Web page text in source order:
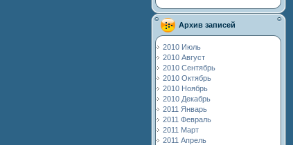
Архив записей
2010 Июль
2010 Август
2010 Сентябрь
2010 Октябрь
2010 Ноябрь
2010 Декабрь
2011 Январь
2011 Февраль
2011 Март
2011 Апрель